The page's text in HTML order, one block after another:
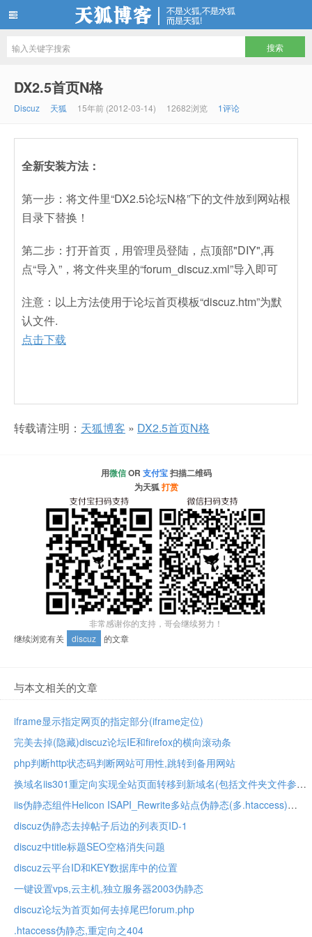
DX2.5首页N格
Discuz 天狐 15年前 (2012-03-14) 12682浏览 1评论
全新安装方法：
第一步：将文件里“DX2.5论坛N格”下的文件放到网站根
目录下替换！
第二步：打开首页，用管理员登陆，点顶部"DIY",再
点“导入”，将文件夹里的“forum_discuz.xml”导入即可
注意：以上方法使用于论坛首页模板“discuz.htm”为默
认文件.
点击下载
转载请注明： 天狐博客 » DX2.5首页N格
用微信OR 支付宝扫描二维码
为天狐打赏
非常感谢你的支持，哥会继续努力！
继续浏览有关
discuz 的文章
与本文相关的文章
iframe显示指定网页的指定部分(iframe定位)
完美去掉(隐藏)discuz论坛IE和firefox的横向滚动条
php判断http状态码判断网站可用性,跳转到备用网站
换域名iis301重定向实现全站页面转移到新域名(包括文件夹文件参数等)
iis伪静态组件Helicon ISAPI_Rewrite多站点伪静态(多.htaccess)
discuz伪静态去掉帖子后边的列表页ID-1
discuz中title标题SEO空格消失问题
discuz云平台ID和KEY数据库中的位置
一键设置vps,云主机,独立服务器2003伪静态
discuz论坛为首页如何去掉尾巴forum.php
.htaccess伪静态,重定向之404